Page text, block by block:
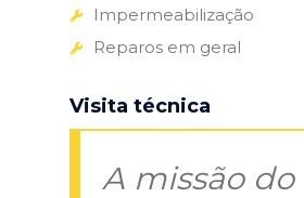
Impermeabilização
Reparos em geral
Visita técnica
A missão do